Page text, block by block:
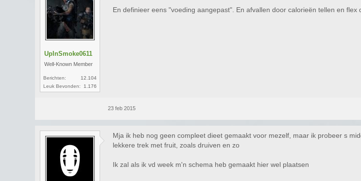
UpInSmoke0611
Well-Known Member
Berichten:
12.104
Leuk Bevonden:
1.176
En definieer eens "voeding aangepast". En afvallen door calorieën tellen en flex
23 feb 2015
Mja ik heb nog geen compleet dieet gemaakt voor mezelf, maar ik probeer s
lekkere trek met fruit, zoals druiven en zo
Ik zal als ik vd week m'n schema heb gemaakt hier wel plaatsen